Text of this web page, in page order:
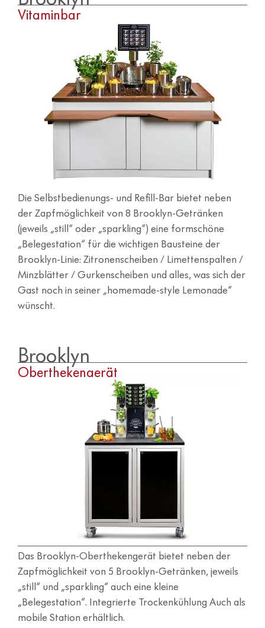
Vitaminbar
Die Selbstbedienungs- und Refill-Bar bietet neben
der Zapfmöglichkeit von 8 Brooklyn-Getränken
(jeweils „still“ oder „sparkling“) eine formschöne
„Belegestation“ für die wichtigen Bausteine der
Brooklyn-Linie: Zitronenscheiben / Limettenspalten /
Minzblätter / Gurkenscheiben und alles, was sich der
Gast noch in seiner „homemade-style Lemonade“
wünscht.
Brooklyn
Oberthekengerät
Das Brooklyn-Oberthekengerät bietet neben der
Zapfmöglichkeit von 5 Brooklyn-Getränken, jeweils
„still“ und „sparkling“ auch eine kleine
„Belegestation“. Integrierte Trockenkühlung Auch als
mobile Station erhältlich.